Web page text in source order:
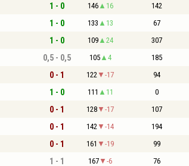
1 - 0 146 16 142
1 - 0 133 13 67
1 - 0 109 24 307
0,5 - 0,5 105 4 185
0 - 1 122 -17 94
1 - 0 111 11 0
0 - 1 128 -17 107
0 - 1 142 -14 194
0 - 1 161 -19 99
1 - 1 167 -6 76